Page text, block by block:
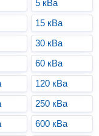
5 кВа
15 кВа
30 кВа
60 кВа
120 кВа
250 кВа
600 кВа